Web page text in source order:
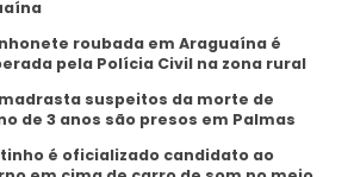
roubada em Araguaína é
pela Polícia Civil na zona rural
suspeitos da morte de
de 3 anos são presos em Palmas
é oficializado candidato ao